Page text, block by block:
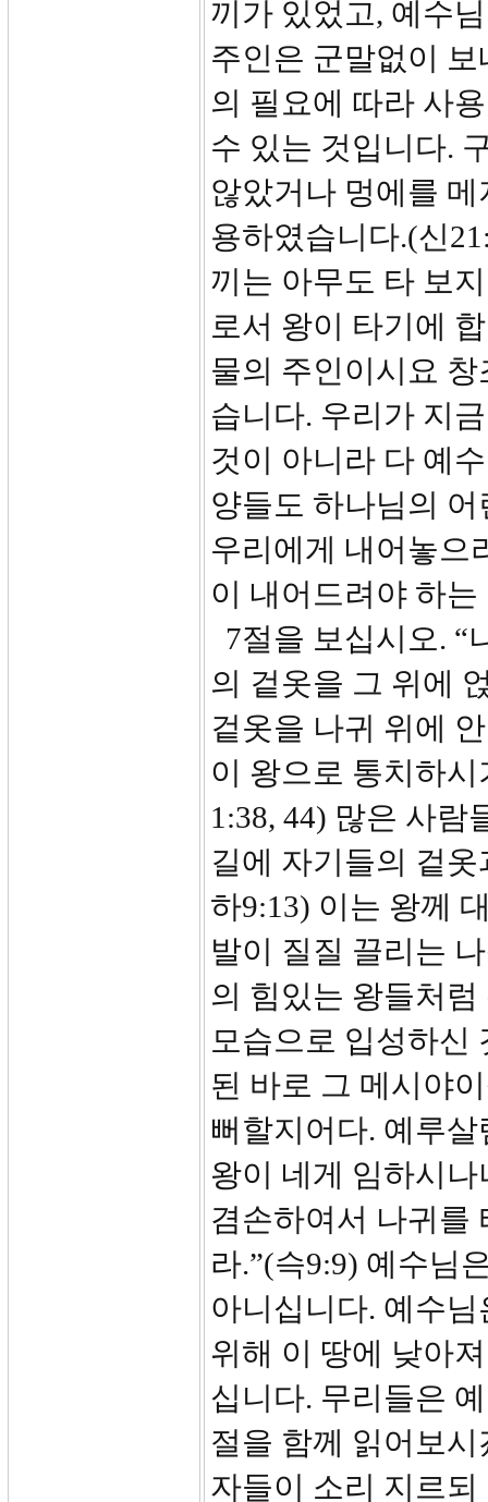
끼가 있었고, 예수
주인은 군말없이
의 필요에 따라 사
수 있는 것입니다.
않았거나 멍에를
용하였습니다.(신
끼는 아무도 타 보
로서 왕이 타기에
물의 주인이시요
습니다. 우리가 지
것이 아니라 다 예
양들도 하나님의
우리에게 내어놓으
이 내어드려야 하
7절을 보십시오. “
의 겉옷을 그 위에
겉옷을 나귀 위에
이 왕으로 통치하
1:38, 44) 많은 사람
길에 자기들의 겉
하9:13) 이는 왕께
발이 질질 끌리는
의 힘있는 왕들처
모습으로 입성하신
된 바로 그 메시야
뻐할지어다. 예루
왕이 네게 임하시
겸손하여서 나귀를
라.”(슥9:9) 예수님
아니십니다. 예수
위해 이 땅에 낮아
십니다. 무리들은
절을 함께 읽어보
자들이 소리 지르